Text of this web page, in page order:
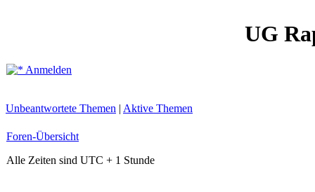
UG
Anmelden
Unbeantwortete Themen | Aktive Themen
Foren-Übersicht
Alle Zeiten sind UTC + 1 Stunde